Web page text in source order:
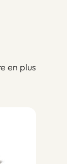
en plus